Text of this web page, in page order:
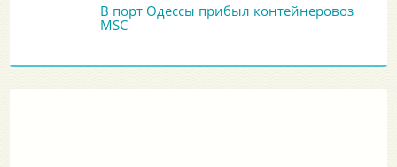
В порт Одессы прибыл контейнеровоз
MSC